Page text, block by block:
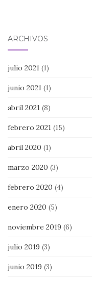
ARCHIVOS
julio 2021 (1)
junio 2021 (1)
abril 2021 (8)
febrero 2021 (15)
abril 2020 (1)
marzo 2020 (3)
febrero 2020 (4)
enero 2020 (5)
noviembre 2019 (6)
julio 2019 (3)
junio 2019 (3)